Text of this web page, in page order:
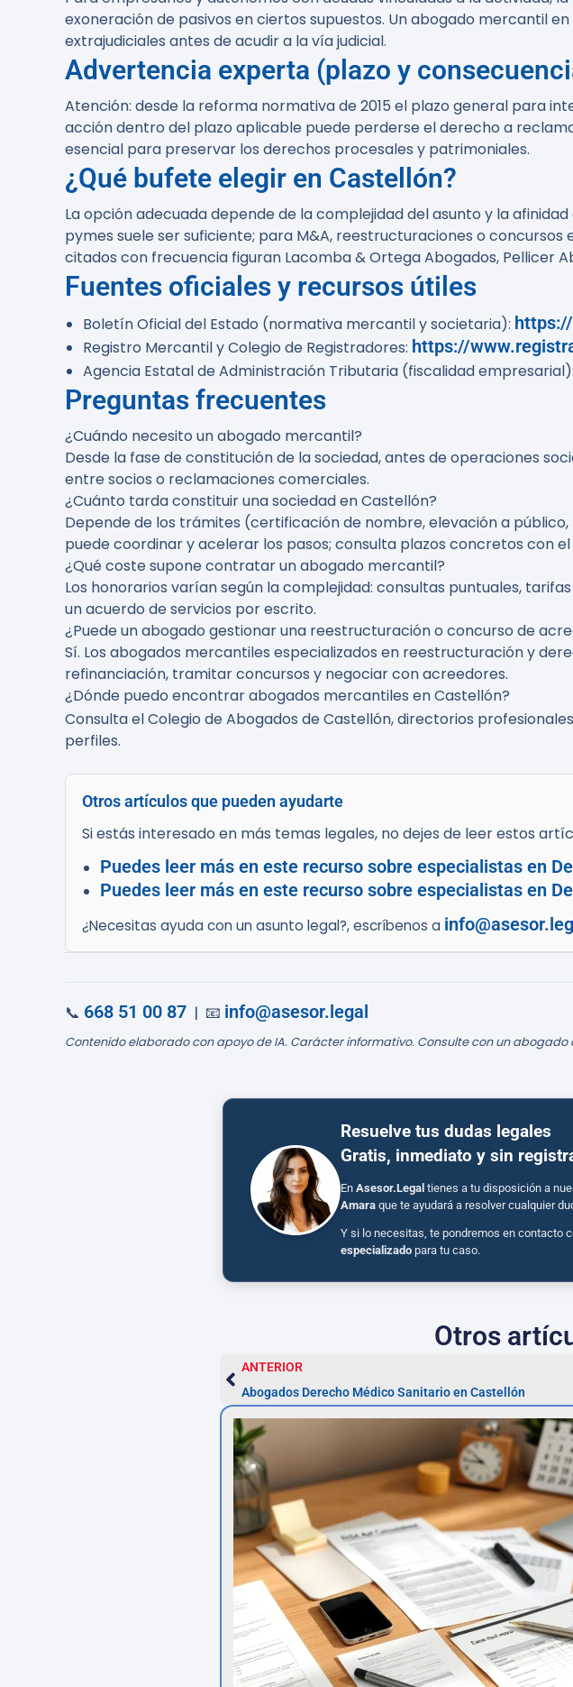
exoneración de pasivos en ciertos supuestos. Un abogado mercantil
extrajudiciales antes de acudir a la vía judicial.
Advertencia experta (plazo y
Atención: desde la reforma normativa de 2015 el plazo general para
acción dentro del plazo aplicable puede perderse el derecho a
esencial para preservar los derechos procesales y patrimoniales.
¿Qué bufete elegir en Castellón?
La opción adecuada depende de la complejidad del asunto y la
pymes suele ser suficiente; para M&A, reestructuraciones o
citados con frecuencia figuran Lacomba & Ortega Abogados, Pellicer
Fuentes oficiales y recursos útiles
Boletín Oficial del Estado (normativa mercantil y societaria):
Registro Mercantil y Colegio de Registradores: https://
Agencia Estatal de Administración Tributaria (fiscalidad empresarial):
Preguntas frecuentes
¿Cuándo necesito un abogado mercantil?
Desde la fase de constitución de la sociedad, antes de operaciones
entre socios o reclamaciones comerciales.
¿Cuánto tarda constituir una sociedad en Castellón?
Depende de los trámites (certificación de nombre, elevación a
puede coordinar y acelerar los pasos; consulta plazos concretos con
¿Qué coste supone contratar un abogado mercantil?
Los honorarios varían según la complejidad: consultas puntuales,
un acuerdo de servicios por escrito.
¿Puede un abogado gestionar una reestructuración o concurso de
Sí. Los abogados mercantiles especializados en reestructuración y
refinanciación, tramitar concursos y negociar con acreedores.
¿Dónde puedo encontrar abogados mercantiles en Castellón?
Consulta el Colegio de Abogados de Castellón, directorios
perfiles.
Otros artículos que pueden ayudarte
Si estás interesado en más temas legales, no dejes de leer estos
Puedes leer más en este recurso sobre especialistas en
Puedes leer más en este recurso sobre especialistas en
¿Necesitas ayuda con un asunto legal?, escríbenos a
📞 668 51 00 87 | 📧 info@asesor.legal
Contenido elaborado con apoyo de IA. Carácter informativo. Consulte con un abogado
Resuelve tus dudas legales
Gratis, inmediato y sin
En Asesor.Legal tienes a tu disposición a
Amara que te ayudará a resolver cualquier
Y si lo necesitas, te pondremos en contacto
especializado para tu caso.
Otros
ANTERIOR
Abogados Derecho Médico Sanitario en Castellón